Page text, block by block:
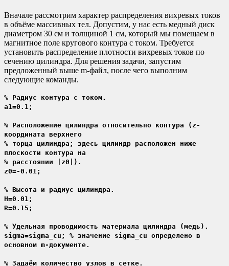
Вначале рассмотрим характер распределения вихревых токов
в объёме массивных тел. Допустим, у нас есть медный диск
диаметром 30 см и толщиной 1 см, который мы помещаем в
магнитное поле кругового контура с током. Требуется
установить распределение плотности вихревых токов по
сечению цилиндра. Для решения задачи, запустим
предложенный выше m-файл, после чего выполним
следующие команды.
% Радиус контура с током.
a1=0.1;
% Расположение цилиндра относительно контура (z-
координата верхнего
% торца цилиндра; здесь цилиндр расположен ниже
плоскости контура на
% расстоянии |z0|).
z0=-0.01;
% Высота и радиус цилиндра.
H=0.01;
R=0.15;
% Удельная проводимость материала цилиндра (медь).
sigma=sigma_cu; % значение sigma_cu определено в
основном m-документе.
% Задаём количество узлов в сетке.